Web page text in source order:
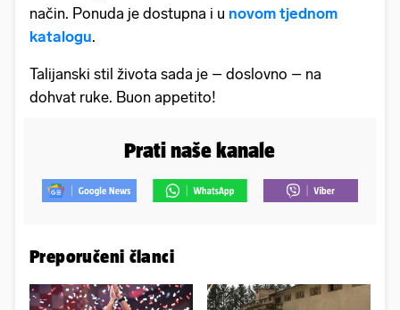
način. Ponuda je dostupna i u novom tjednom
katalogu.
Talijanski stil života sada je – doslovno – na
dohvat ruke. Buon appetito!
Prati naše kanale
Preporučeni članci